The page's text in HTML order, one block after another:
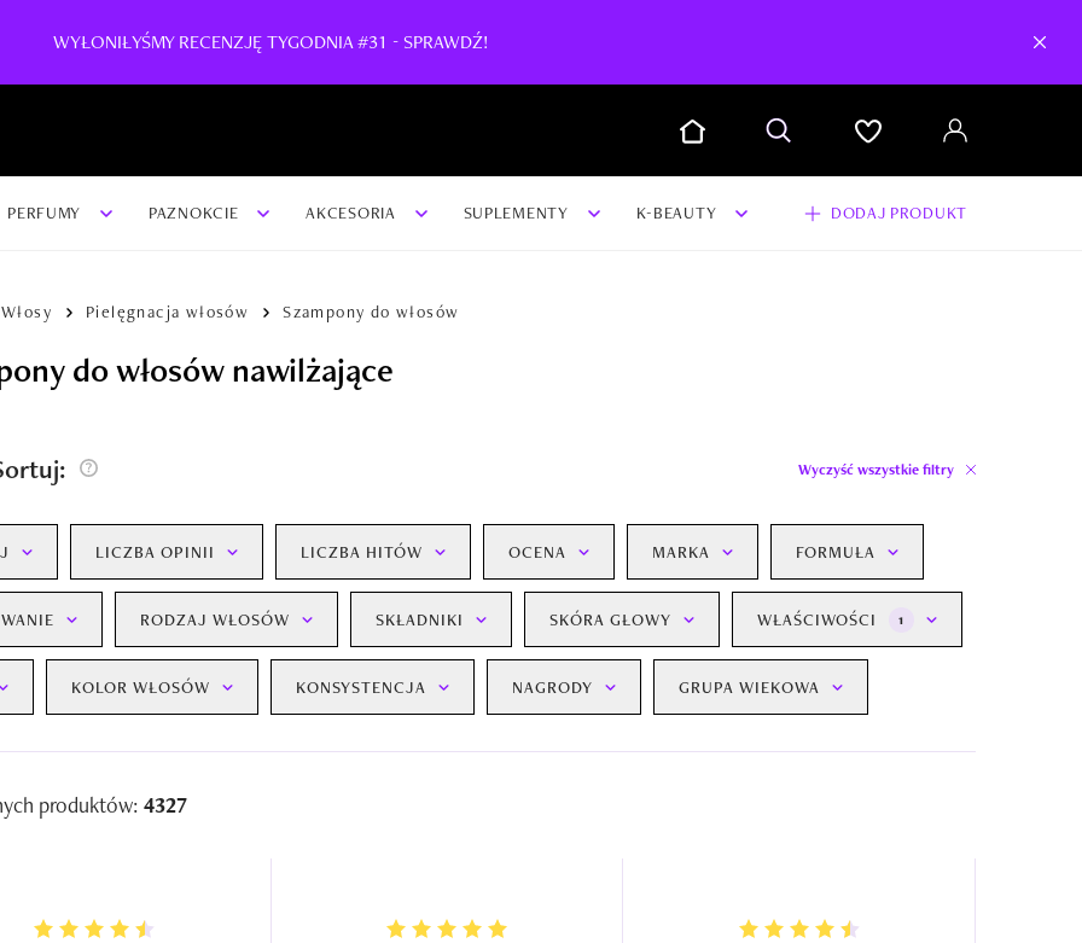
WYŁONIŁYŚMY RECENZJĘ TYGODNIA #31 - SPRAWDŹ!
PERFUMY PAZNOKCIE AKCESORIA SUPLEMENTY K-BEAUTY DODAJ PRODUKT
Włosy Pielęgnacja włosów Szampony do włosów
do włosów nawilżające
Wyczyść wszystkie filtry
LICZBA OPINII LICZBA HITÓW OCENA MARKA FORMUŁA
RODZAJ WŁOSÓW SKŁADNIKI SKÓRA GŁOWY WŁAŚCIWOŚCI 1
KOLOR WŁOSÓW KONSYSTENCJA NAGRODY GRUPA WIEKOWA
produktów: 4327